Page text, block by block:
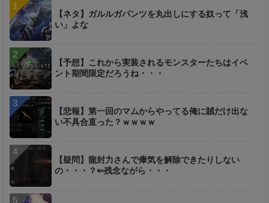
e
【ネタ】ガルルガパンツを丸出しにする奴って「浅
い」よな
【予想】これから実装されるモンスターたちはイベ
ント期間限定だろうね・・・
【悲報】第一回のマムからやってる俺に賊だけ出な
い不具合直った？ｗｗｗｗ
【疑問】龍封力さんで瘴気を解除できたりしない
の・・・？⇐残念ながら・・・